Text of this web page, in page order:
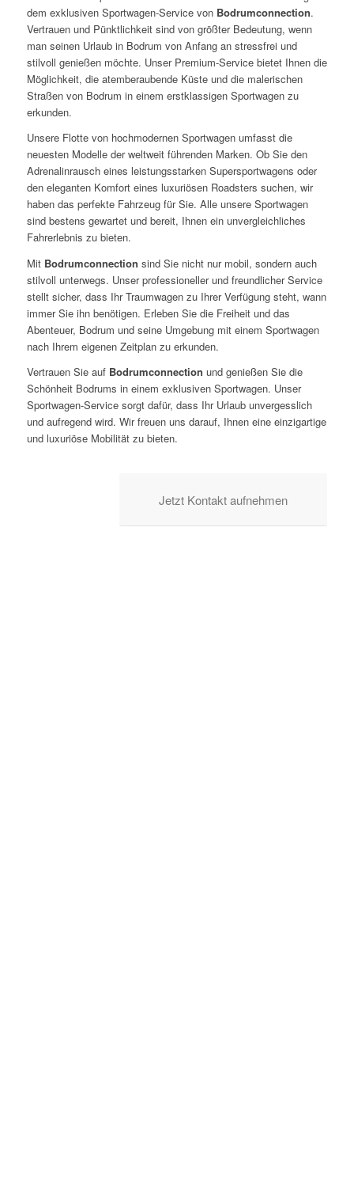
dem exklusiven Sportwagen-Service von Bodrumconnection.
Vertrauen und Pünktlichkeit sind von größter Bedeutung, wenn
man seinen Urlaub in Bodrum von Anfang an stressfrei und
stilvoll genießen möchte. Unser Premium-Service bietet Ihnen die
Möglichkeit, die atemberaubende Küste und die malerischen
Straßen von Bodrum in einem erstklassigen Sportwagen zu
erkunden.
Unsere Flotte von hochmodernen Sportwagen umfasst die
neuesten Modelle der weltweit führenden Marken. Ob Sie den
Adrenalinrausch eines leistungsstarken Supersportwagens oder
den eleganten Komfort eines luxuriösen Roadsters suchen, wir
haben das perfekte Fahrzeug für Sie. Alle unsere Sportwagen
sind bestens gewartet und bereit, Ihnen ein unvergleichliches
Fahrerlebnis zu bieten.
Mit Bodrumconnection sind Sie nicht nur mobil, sondern auch
stilvoll unterwegs. Unser professioneller und freundlicher Service
stellt sicher, dass Ihr Traumwagen zu Ihrer Verfügung steht, wann
immer Sie ihn benötigen. Erleben Sie die Freiheit und das
Abenteuer, Bodrum und seine Umgebung mit einem Sportwagen
nach Ihrem eigenen Zeitplan zu erkunden.
Vertrauen Sie auf Bodrumconnection und genießen Sie die
Schönheit Bodrums in einem exklusiven Sportwagen. Unser
Sportwagen-Service sorgt dafür, dass Ihr Urlaub unvergesslich
und aufregend wird. Wir freuen uns darauf, Ihnen eine einzigartige
und luxuriöse Mobilität zu bieten.
Jetzt Kontakt aufnehmen